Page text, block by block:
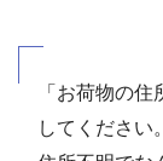
「お荷物の
してください